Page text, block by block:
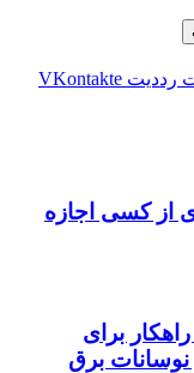
‫رددیت ‫VKontakte
از کسی اجازه
راهکار برای
برق